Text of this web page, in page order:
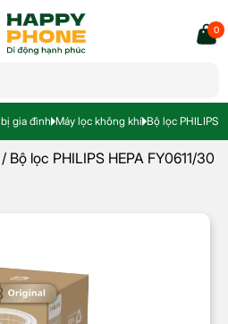
0
gia đình Máy lọc không khí Bộ lọc PHILIPS
/ Bộ lọc PHILIPS HEPA FY0611/30